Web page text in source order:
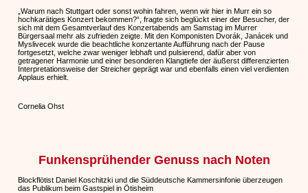
„Warum nach Stuttgart oder sonst wohin fahren, wenn wir hier in Murr ein so
hochkarätiges Konzert bekommen?“, fragte sich beglückt einer der Besucher, der
sich mit dem Gesamtverlauf des Konzertabends am Samstag im Murrer
Bürgersaal mehr als zufrieden zeigte. Mit den Komponisten Dvorák, Janácek und
Myslivecek wurde die beachtliche konzertante Aufführung nach der Pause
fortgesetzt, welche zwar weniger lebhaft und pulsierend, dafür aber von
getragener Harmonie und einer besonderen Klangtiefe der äußerst differenzierten
Interpretationsweise der Streicher geprägt war und ebenfalls einen viel verdienten
Applaus erhielt.
Cornelia Ohst
Funkensprühender Genuss nach Noten
Blockflötist Daniel Koschitzki und die Süddeutsche Kammersinfonie überzeugen
das Publikum beim Gastspiel in Ötisheim